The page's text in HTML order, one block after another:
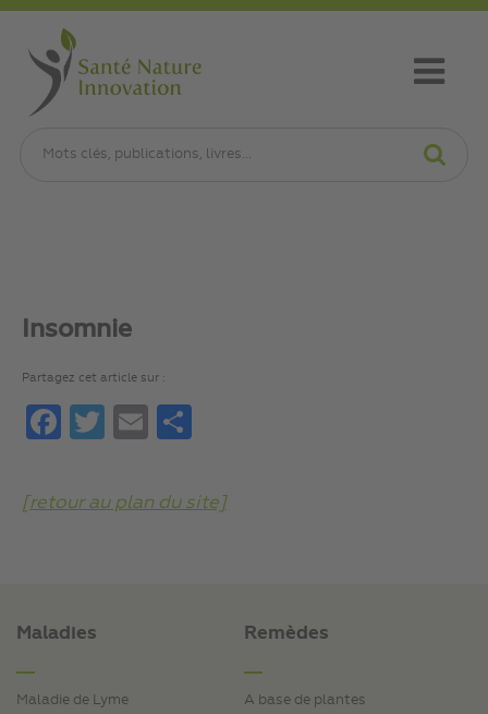
Insomnie
Partagez cet article sur :
FacebookTwitterEmail
[retour au plan du site]
Maladies
Maladie de Lyme
Remèdes
A base de plantes